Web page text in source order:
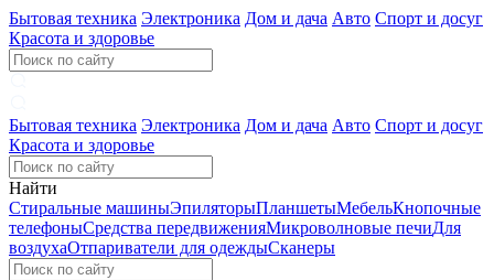
Бытовая техника Электроника Дом и дача Авто Спорт и досуг
Красота и здоровье
Бытовая техника Электроника Дом и дача Авто Спорт и досуг
Красота и здоровье
Найти
Стиральные машиныЭпиляторыПланшетыМебельКнопочные
телефоныСредства передвиженияМикроволновые печиДля
воздухаОтпариватели для одеждыСканеры